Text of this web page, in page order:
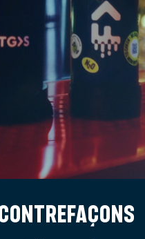
contrefaçons